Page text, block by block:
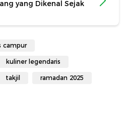
yang Dikenal Sejak
campur
kuliner legendaris
takjil ramadan 2025